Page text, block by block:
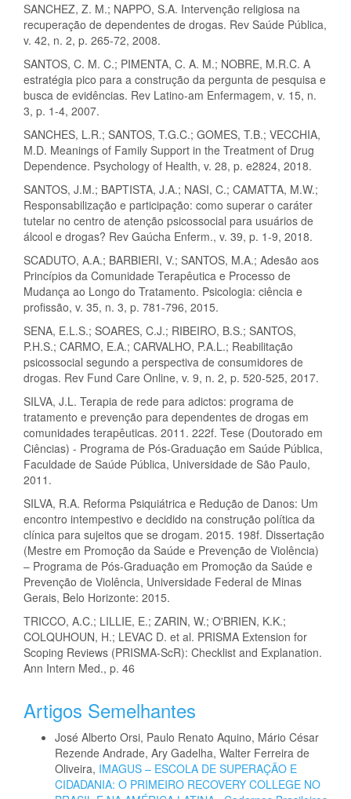
SANCHEZ, Z. M.; NAPPO, S.A. Intervenção religiosa na
recuperação de dependentes de drogas. Rev Saúde Pública,
v. 42, n. 2, p. 265-72, 2008.
SANTOS, C. M. C.; PIMENTA, C. A. M.; NOBRE, M.R.C. A
estratégia pico para a construção da pergunta de pesquisa e
busca de evidências. Rev Latino-am Enfermagem, v. 15, n.
3, p. 1-4, 2007.
SANCHES, L.R.; SANTOS, T.G.C.; GOMES, T.B.; VECCHIA,
M.D. Meanings of Family Support in the Treatment of Drug
Dependence. Psychology of Health, v. 28, p. e2824, 2018.
SANTOS, J.M.; BAPTISTA, J.A.; NASI, C.; CAMATTA, M.W.;
Responsabilização e participação: como superar o caráter
tutelar no centro de atenção psicossocial para usuários de
álcool e drogas? Rev Gaúcha Enferm., v. 39, p. 1-9, 2018.
SCADUTO, A.A.; BARBIERI, V.; SANTOS, M.A.; Adesão aos
Princípios da Comunidade Terapêutica e Processo de
Mudança ao Longo do Tratamento. Psicologia: ciência e
profissão, v. 35, n. 3, p. 781-796, 2015.
SENA, E.L.S.; SOARES, C.J.; RIBEIRO, B.S.; SANTOS,
P.H.S.; CARMO, E.A.; CARVALHO, P.A.L.; Reabilitação
psicossocial segundo a perspectiva de consumidores de
drogas. Rev Fund Care Online, v. 9, n. 2, p. 520-525, 2017.
SILVA, J.L. Terapia de rede para adictos: programa de
tratamento e prevenção para dependentes de drogas em
comunidades terapêuticas. 2011. 222f. Tese (Doutorado em
Ciências) - Programa de Pós-Graduação em Saúde Pública,
Faculdade de Saúde Pública, Universidade de São Paulo,
2011.
SILVA, R.A. Reforma Psiquiátrica e Redução de Danos: Um
encontro intempestivo e decidido na construção política da
clínica para sujeitos que se drogam. 2015. 198f. Dissertação
(Mestre em Promoção da Saúde e Prevenção de Violência)
– Programa de Pós-Graduação em Promoção da Saúde e
Prevenção de Violência, Universidade Federal de Minas
Gerais, Belo Horizonte: 2015.
TRICCO, A.C.; LILLIE, E.; ZARIN, W.; O'BRIEN, K.K.;
COLQUHOUN, H.; LEVAC D. et al. PRISMA Extension for
Scoping Reviews (PRISMA-ScR): Checklist and Explanation.
Ann Intern Med., p. 46
Artigos Semelhantes
José Alberto Orsi, Paulo Renato Aquino, Mário César
Rezende Andrade, Ary Gadelha, Walter Ferreira de
Oliveira, IMAGUS – ESCOLA DE SUPERAÇÃO E
CIDADANIA: O PRIMEIRO RECOVERY COLLEGE NO